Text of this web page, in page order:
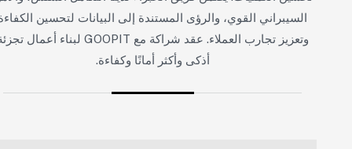
السيبراني القوي، والرؤى المستندة إلى البيانات لتحسين الكفاءة
وتعزيز تجارب العملاء. عقد شراكة مع GOOPIT لبناء أعمال تجزئة
أذكى وأكثر أمانًا وكفاءة.